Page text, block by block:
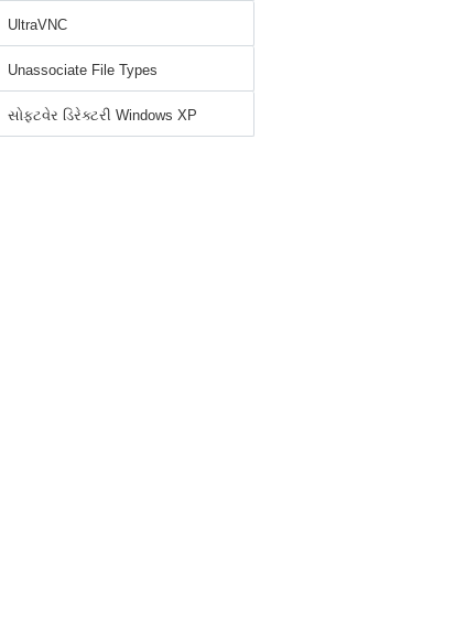
UltraVNC
Unassociate File Types
સોફ્ટવેર ડિરેક્ટરી Windows XP